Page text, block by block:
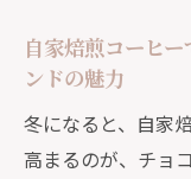
自家焙煎コーヒ
ンドの魅力
冬になると、自家
高まるのが、チョ